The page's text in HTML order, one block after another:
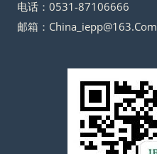
电话：0531-87106666
邮箱：China_iepp@163.Com